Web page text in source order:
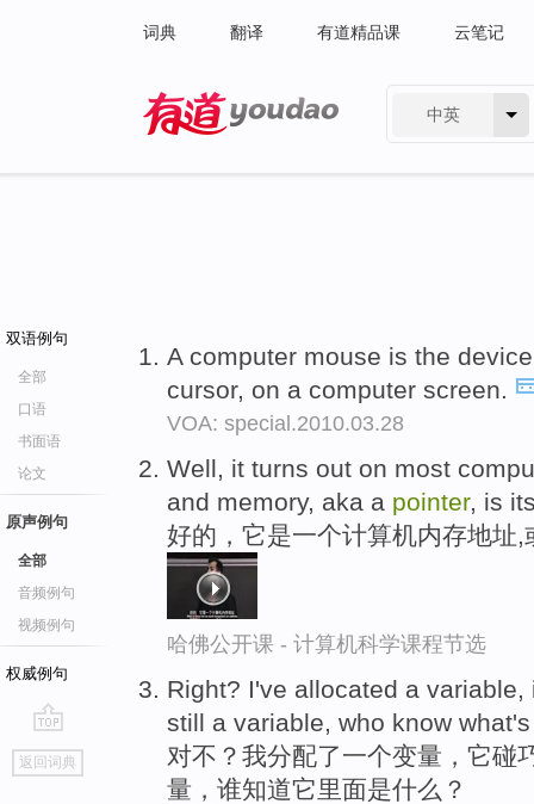
词典 翻译 有道精品课 云笔记
中英
双语例句
全部
口语
书面语
论文
原声例句
全部
音频例句
视频例句
权威例句
go
top
返回词典
A computer mouse is the
cursor, on a computer screen.
VOA: special.2010.03.28
Well, it turns out on most
and memory, aka a pointer, is
好的，它是一个计算机内存地址
哈佛公开课 - 计算机科学课程节选
Right? I've allocated a
still a variable, who know
对不？我分配了一个变量，它碰
量，谁知道它里面是什么？